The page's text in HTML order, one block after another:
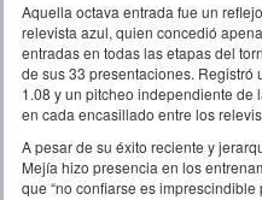
Aquella octava entrada fue un
relevista azul, quien concedió
entradas en todas las etapas del
de sus 33 presentaciones. Registró
1.08 y un pitcheo independiente de
en cada encasillado entre los
A pesar de su éxito reciente y
Mejía hizo presencia en los
que “no confiarse es imprescindible